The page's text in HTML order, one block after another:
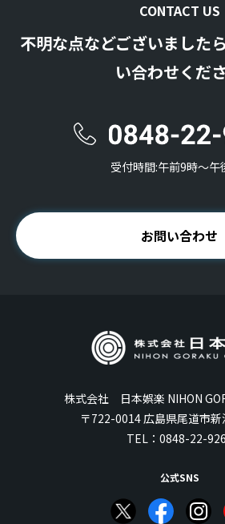
CONTACT US
不明な点などございました
い合わせくだ
受付時間:午前9時〜午
お問い合わせ
株式会社 日本娯楽 NIHON
〒722-0014 広島県尾道市
TEL： 0848-22-
公式SNS